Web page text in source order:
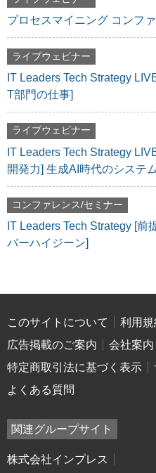
プロセスマイニング コンフ
ライブウェビナー
IT Leaders Tech Strategy
T部門の仕事]
ライブウェビナー
IT Leaders Tech Strategy
開発力] 生成AI時代のシステ
コンファレンス/セミナー
IT Leaders Tech Strategy [前
バーハイジーン]
このサイトについて 利用規
広告掲載のご案内
会社案内
特定商取引法に基づく表示
よくある質問
関連グループサイト
株式会社インプレス